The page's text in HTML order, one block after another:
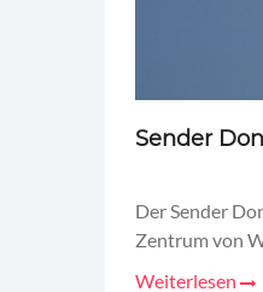
Sender
Der Sender
Zentrum von
Weiterlesen